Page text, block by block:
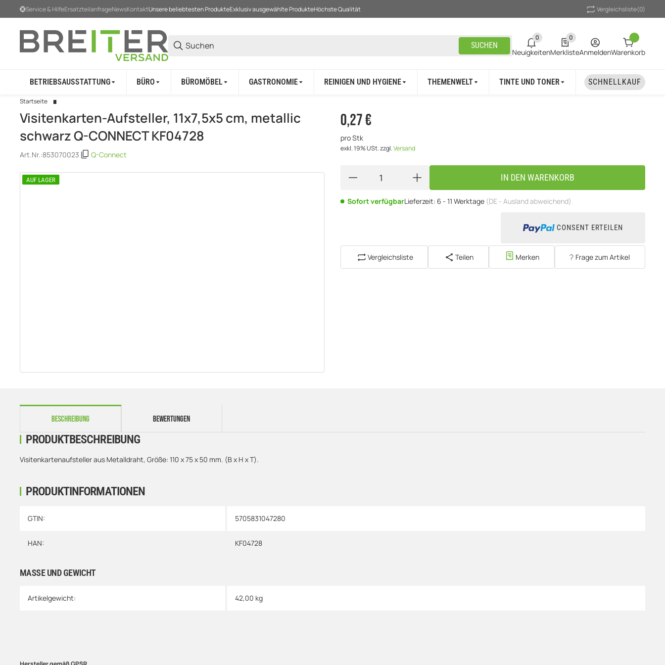
Service & HilfeErsatzteilanfrageNewsKontaktUnsere beliebtesten ProdukteExklusiv ausgewählte ProdukteHöchste Qualität Vergleichsliste(0)
SUCHEN
0
0 neue Notifizierungen
Neuigkeiten
0
0 Produkte in der Liste
MerklisteAnmeldenWarenkorb
BETRIEBSAUSSTATTUNG BÜRO BÜROMÖBEL GASTRONOMIE REINIGEN UND HYGIENE THEMENWELT TINTE UND TONER UNSER MARKEN
SCHNELLKAUF
Startseite
Q-Connect
Visitenkarten-Aufsteller, 11x7,5x5 cm, metallic
schwarz Q-CONNECT KF04728
Art.Nr.:853070023
AUF LAGER
0,27 €
pro Stk
exkl. 19% USt.zzgl.Versand
IN DEN WARENKORB
Sofort verfügbarLieferzeit: 6 - 11 Werktage (DE - Ausland abweichend)
CONSENT ERTEILEN
Vergleichsliste Teilen Merken Frage zum Artikel
BESCHREIBUNG BEWERTUNGEN
PRODUKTINFORMATIONEN
Produkteigenschaft
Wert
GTIN: 5705831047280
HAN: KF04728
MASSE UND GEWICHT
Artikelgewicht: 42,00 kg
PRODUKTBESCHREIBUNG
Visitenkartenaufsteller aus Metalldraht, Größe: 110 x 75 x 50 mm. (B x H x T).